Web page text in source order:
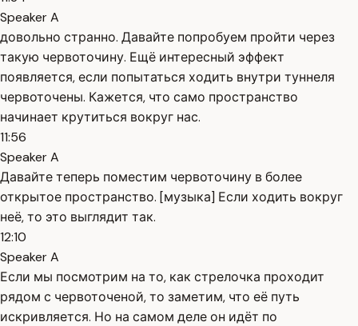
Speaker A
довольно странно. Давайте попробуем пройти через
такую червоточину. Ещё интересный эффект
появляется, если попытаться ходить внутри туннеля
червоточены. Кажется, что само пространство
начинает крутиться вокруг нас.
11:56
Speaker A
Давайте теперь поместим червоточину в более
открытое пространство. [музыка] Если ходить вокруг
неё, то это выглядит так.
12:10
Speaker A
Если мы посмотрим на то, как стрелочка проходит
рядом с червоточеной, то заметим, что её путь
искривляется. Но на самом деле он идёт по